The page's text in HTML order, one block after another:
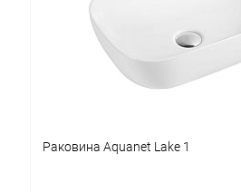
Раковина Aquanet Lake 1